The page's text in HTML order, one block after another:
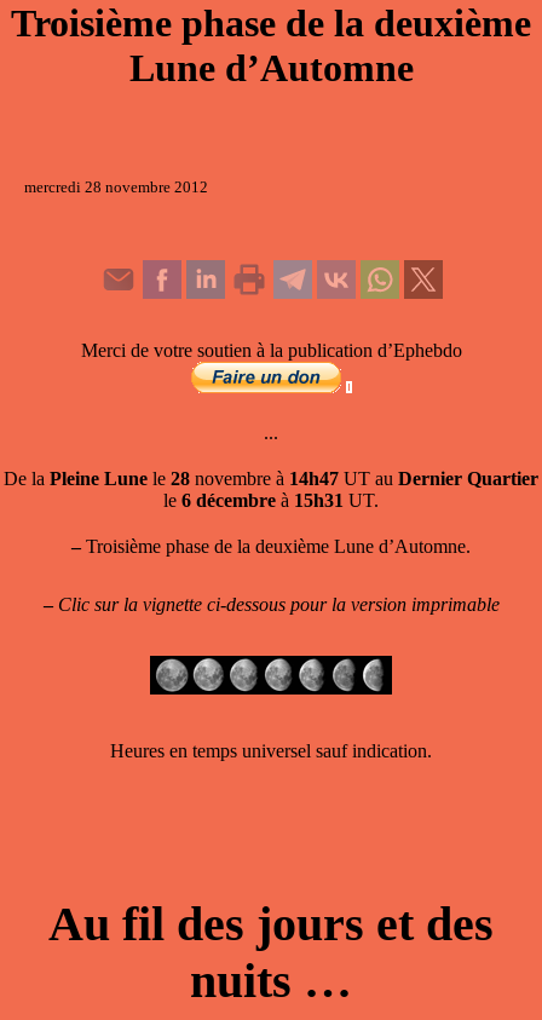
Troisième phase de la deuxième
Lune d’Automne
mercredi 28 novembre 2012
Merci de votre soutien à la publication d’Ephebdo
...
De la Pleine Lune le 28 novembre à 14h47 UT au Dernier Quartier
le 6 décembre à 15h31 UT.
–Troisième phase de la deuxième Lune d’Automne.
– Clic sur la vignette ci-dessous pour la version imprimable
Heures en temps universel sauf indication.
Au fil des jours et des
nuits …